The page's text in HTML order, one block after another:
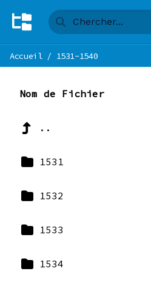
Accueil/ 1531-1540
Nom de Fichier
..
1531
1532
1533
1534